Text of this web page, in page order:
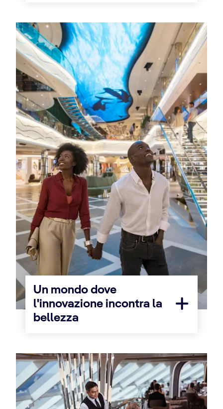
Un mondo dove
l'innovazione incontra la
bellezza